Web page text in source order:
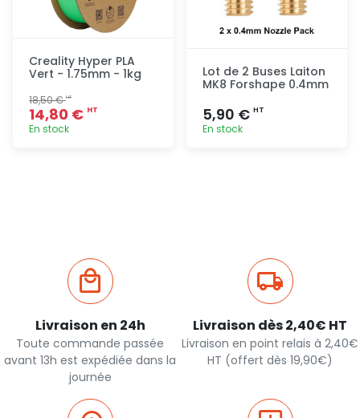
Creality Hyper PLA
Vert - 1.75mm - 1kg
18,50 €HT
14,80 € HT
En stock
Lot de 2 Buses Laiton
MK8 Forshape 0.4mm
5,90 € HT
En stock
Livraison en 24h
Toute commande passée
avant 13h est expédiée dans la
journée
Livraison dès 2,40€ HT
Livraison en point relais à 2,40€
HT (offert dès 19,90€)